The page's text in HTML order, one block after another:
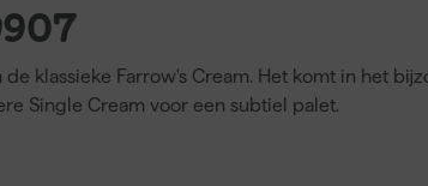
klassieke Farrow's Cream. Het komt in het
Single Cream voor een subtiel palet.